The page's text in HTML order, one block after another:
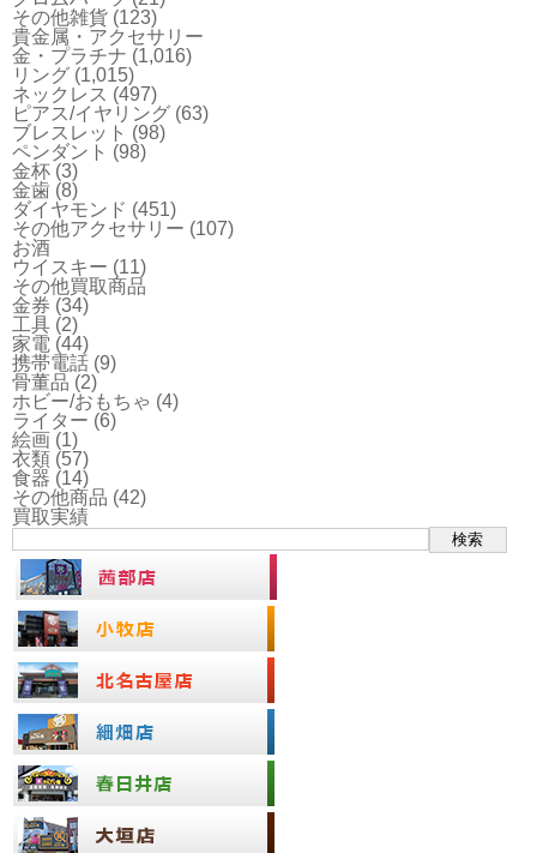
その他雑貨 (123)
貴金属・アクセサリー
金・プラチナ (1,016)
リング (1,015)
ネックレス (497)
ピアス/イヤリング (63)
ブレスレット (98)
ペンダント (98)
金杯 (3)
金歯 (8)
ダイヤモンド (451)
その他アクセサリー (107)
お酒
ウイスキー (11)
その他買取商品
金券 (34)
工具 (2)
家電 (44)
携帯電話 (9)
骨董品 (2)
ホビー/おもちゃ (4)
ライター (6)
絵画 (1)
衣類 (57)
食器 (14)
その他商品 (42)
買取実績
検索